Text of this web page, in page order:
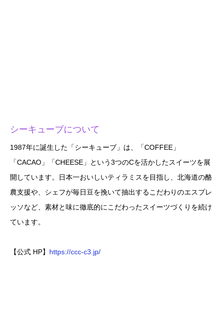
シーキューブについて
1987年に誕生した「シーキューブ」は、「COFFEE」
「CACAO」「CHEESE」という3つのCを活かしたスイーツを展
開しています。日本一おいしいティラミスを目指し、北海道の酪
農支援や、シェフが毎日豆を挽いて抽出するこだわりのエスプレ
ッソなど、素材と味に徹底的にこだわったスイーツづくりを続け
ています。
【公式 HP】 https://ccc-c3.jp/